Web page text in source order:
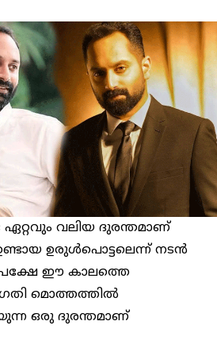
വലിയ ദുരന്തമാണ്
ഉരുൾപൊട്ടലെന്ന് നടൻ
ഈ കാലത്തെ
മൊത്തത്തില്‍
ഒരു ദുരന്തമാണ്